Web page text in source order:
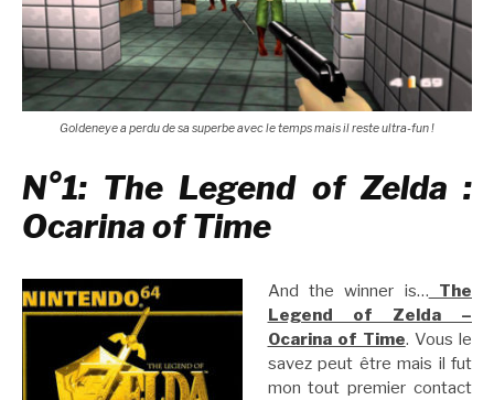
Goldeneye a perdu de sa superbe avec le temps mais il reste ultra-fun !
N°1: The Legend of Zelda :
Ocarina of Time
And the winner is… The
Legend of Zelda –
Ocarina of Time. Vous le
savez peut être mais il fut
mon tout premier contact